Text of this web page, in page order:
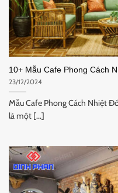
10+ Mẫu Cafe Phong Cách
23/12/2024
Mẫu Cafe Phong Cách Nhiệt
là một [...]